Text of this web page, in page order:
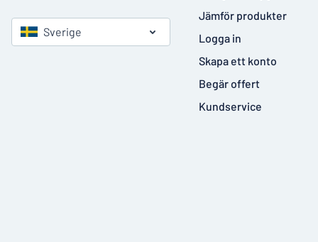
Sverige
Jämför produkter
Logga in
Skapa ett konto
Begär offert
Kundservice